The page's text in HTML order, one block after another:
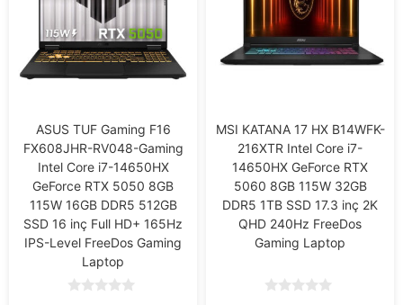
ASUS TUF Gaming F16
FX608JHR-RV048-Gaming
Intel Core i7-14650HX
GeForce RTX 5050 8GB
115W 16GB DDR5 512GB
SSD 16 inç Full HD+ 165Hz
IPS-Level FreeDos Gaming
Laptop
MSI KATANA 17 HX B14WFK-
216XTR Intel Core i7-
14650HX GeForce RTX
5060 8GB 115W 32GB
DDR5 1TB SSD 17.3 inç 2K
QHD 240Hz FreeDos
Gaming Laptop